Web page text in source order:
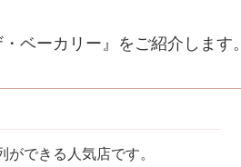
ベーカリー』をご紹介します。
できる人気店です。